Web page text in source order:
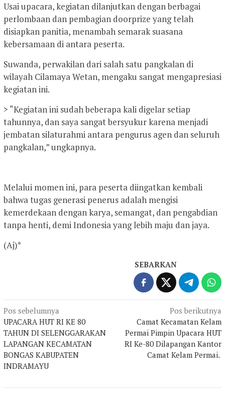
Usai upacara, kegiatan dilanjutkan dengan berbagai
perlombaan dan pembagian doorprize yang telah
disiapkan panitia, menambah semarak suasana
kebersamaan di antara peserta.
Suwanda, perwakilan dari salah satu pangkalan di
wilayah Cilamaya Wetan, mengaku sangat mengapresiasi
kegiatan ini.
> “Kegiatan ini sudah beberapa kali digelar setiap
tahunnya, dan saya sangat bersyukur karena menjadi
jembatan silaturahmi antara pengurus agen dan seluruh
pangkalan,” ungkapnya.
Melalui momen ini, para peserta diingatkan kembali
bahwa tugas generasi penerus adalah mengisi
kemerdekaan dengan karya, semangat, dan pengabdian
tanpa henti, demi Indonesia yang lebih maju dan jaya.
(Aj)*
SEBARKAN
Navigasi
pos
Pos sebelumnya
UPACARA HUT RI KE 80
TAHUN DI SELENGGARAKAN
LAPANGAN KECAMATAN
BONGAS KABUPATEN
INDRAMAYU
Pos berikutnya
Camat Kecamatan Kelam
Permai Pimpin Upacara HUT
RI Ke-80 Dilapangan Kantor
Camat Kelam Permai.